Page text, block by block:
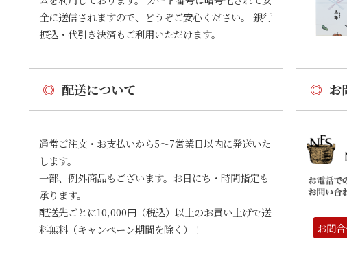
全に送信されますので、どうぞご安心ください。 銀行
振込・代引き決済もご利用いただけます。
◎ 配送について
通常ご注文・お支払いから5〜7営業日以内に発送いた
します。
一部、例外商品もございます。お日にち・時間指定も
承ります。
配送先ごとに10,000円（税込）以上のお買い上げで送
料無料（キャンペーン期間を除く）！
◎ お
お問